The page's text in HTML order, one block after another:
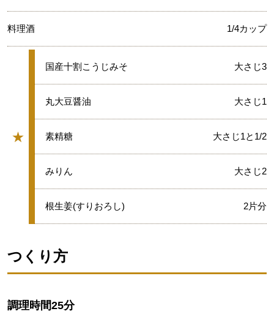
料理酒 1/4カップ
★
グループ
★
国産十割こうじみそ 大さじ3
★
丸大豆醤油 大さじ1
★
素精糖 大さじ1と1/2
★
みりん 大さじ2
★
根生姜(すりおろし) 2片分
つくり方
調理時間25分